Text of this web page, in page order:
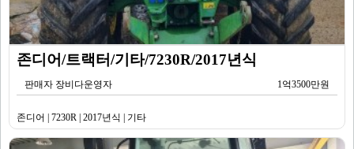
존디어/트랙터/기타/7230R/2017년식
판매자 장비다운영자 1억3500만원
존디어 | 7230R | 2017년식 | 기타